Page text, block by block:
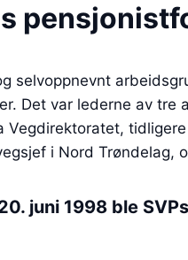
selvoppnevnt
Det var lederne av
i Nord Trøndelag,
juni 1998 ble